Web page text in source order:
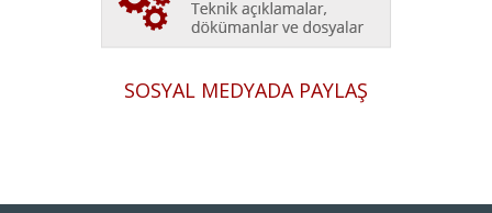
SOSYAL MEDYADA PAYLAŞ